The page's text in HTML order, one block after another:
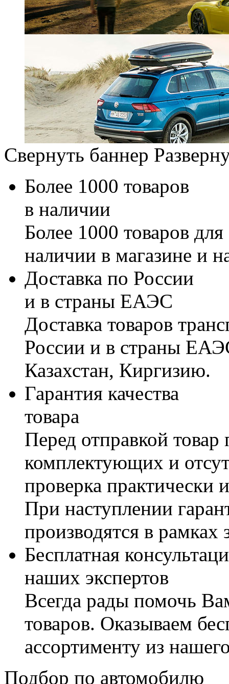
Свернуть баннер
Более 1000 товаров
в наличии
Более 1000 товаров
наличии в магазине и
Доставка по России
и в страны ЕАЭС
Доставка товаров
России и в страны
Казахстан, Киргизию.
Гарантия качества
товара
Перед отправкой товар
комплектующих и
проверка практически
При наступлении
производятся в рамках
Бесплатная
наших экспертов
Всегда рады помочь
товаров. Оказываем
ассортименту из
Подбор по автомобилю